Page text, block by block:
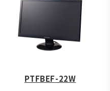
PTFBEF-22W